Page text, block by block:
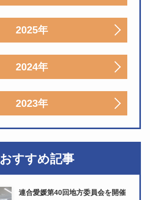
2025年
2024年
2023年
おすすめ記事
連合愛媛第40回地方委員会を開催